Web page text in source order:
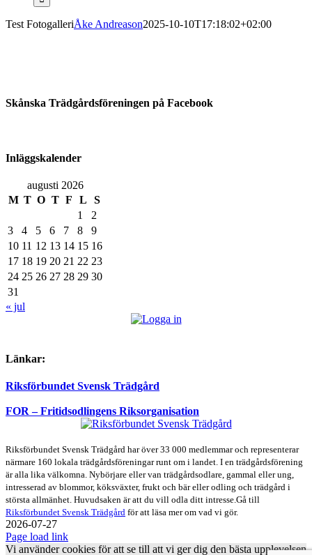
Test FotogalleriÅke Andreason2025-10-10T17:18:02+02:00
Skånska Trädgårdsföreningen på Facebook
Inläggskalender
augusti 2026
M T O T F L
S
1
2
3
4 5 6 7 8
9
10 11 12 13 14 15 16
17 18 19 20 21 22 23
24 25 26 27 28 29 30
31
« jul
Länkar:
Riksförbundet Svensk Trädgård
FOR – Fritidsodlingens Riksorganisation
Riksförbundet Svensk Trädgård har över 33 000 medlemmar och representerar
närmare 160 lokala trädgårdsföreningar runt om i landet. I en trädgårdsförening
är alla lika välkomna. Nybörjare eller van trädgårdsodlare, gammal eller ung,
intresserad av blommor, köksväxter, frukt och bär eller odling och trädgård i
största allmänhet. Huvudsaken är att du vill odla ditt intresse.Gå till
Riksförbundet Svensk Trädgård för att läsa mer om vad vi gör.
2026-07-27
Page load link
Vi använder cookies för att se till att vi ger dig den bästa upplevelsen